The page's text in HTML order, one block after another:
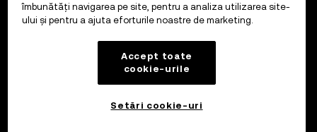
îmbunătăți navigarea pe site, pentru a analiza utilizarea site-
ului și pentru a ajuta eforturile noastre de marketing.
Accept toate
cookie-urile
Setări cookie-uri